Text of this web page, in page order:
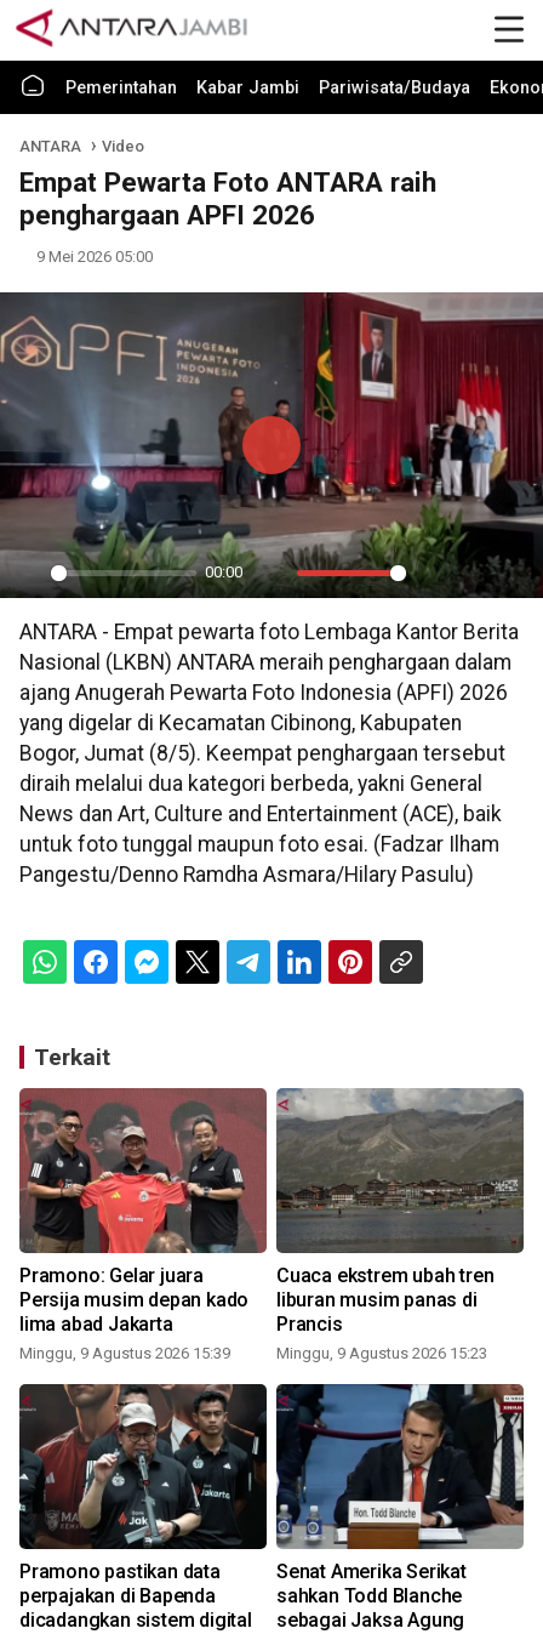
Pemerintahan Kabar Jambi Pariwisata/Budaya
ANTARA Video
Empat Pewarta Foto ANTARA raih
penghargaan APFI 2026
9 Mei 2026 05:00
Play
00:00
Mute Settings
PIP
Play
ANTARA - Empat pewarta foto Lembaga Kantor Berita
Nasional (LKBN) ANTARA meraih penghargaan dalam
ajang Anugerah Pewarta Foto Indonesia (APFI) 2026
yang digelar di Kecamatan Cibinong, Kabupaten
Bogor, Jumat (8/5). Keempat penghargaan tersebut
diraih melalui dua kategori berbeda, yakni General
News dan Art, Culture and Entertainment (ACE), baik
untuk foto tunggal maupun foto esai. (Fadzar Ilham
Pangestu/Denno Ramdha Asmara/Hilary Pasulu)
Terkait
Pramono: Gelar juara
Persija musim depan kado
lima abad Jakarta
Minggu, 9 Agustus 2026 15:39
Cuaca ekstrem ubah tren
liburan musim panas di
Prancis
Minggu, 9 Agustus 2026 15:23
Pramono pastikan data
perpajakan di Bapenda
dicadangkan sistem digital
Senat Amerika Serikat
sahkan Todd Blanche
sebagai Jaksa Agung